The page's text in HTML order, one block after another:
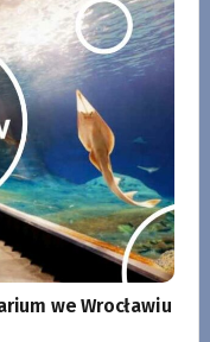
we Wrocławiu